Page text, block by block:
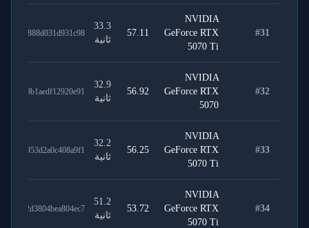
#31
NVIDIA
GeForce RTX
5070 Ti
57.11
33.3
ثانية
54c2a0888d031d931c98
#32
NVIDIA
GeForce RTX
5070
56.92
32.9
ثانية
a7c749b1aedf12920e91
#33
NVIDIA
GeForce RTX
5070 Ti
56.25
32.2
ثانية
ab1c0953d2a0c408a9f1
#34
NVIDIA
GeForce RTX
5070 Ti
53.72
51.2
ثانية
8529c2d3804bea804ec7